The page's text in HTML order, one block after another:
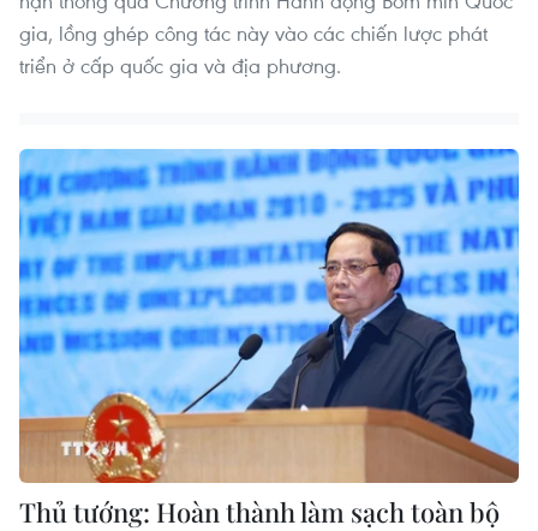
gia, lồng ghép công tác này vào các chiến lược phát
triển ở cấp quốc gia và địa phương.
Thủ tướng: Hoàn thành làm sạch toàn bộ